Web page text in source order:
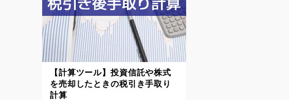
【計算ツール】投資信託や株式
を売却したときの税引き手取り
計算